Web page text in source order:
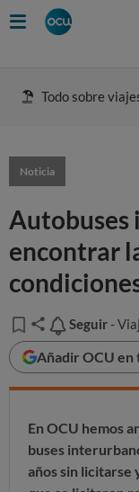
Todo sobre
Noticia
Autobuses
encontrar
Seguir
Seguir -
Añadir OCU en
En OCU hemos
buses
años sin licitarse